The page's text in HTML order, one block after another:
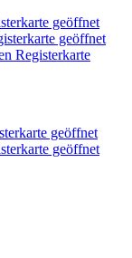
geöffnet
geöffnet
Registerkarte
geöffnet
geöffnet